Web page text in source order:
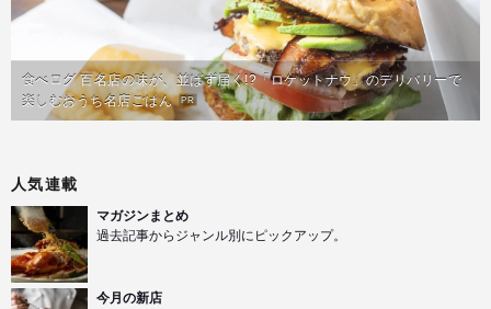
食べログ 百名店の味が、並ばず届く!?「ロケットナウ」のデリバリーで
楽しむおうち名店ごはん PR
人気連載
マガジンまとめ
過去記事からジャンル別にピックアップ。
今月の新店